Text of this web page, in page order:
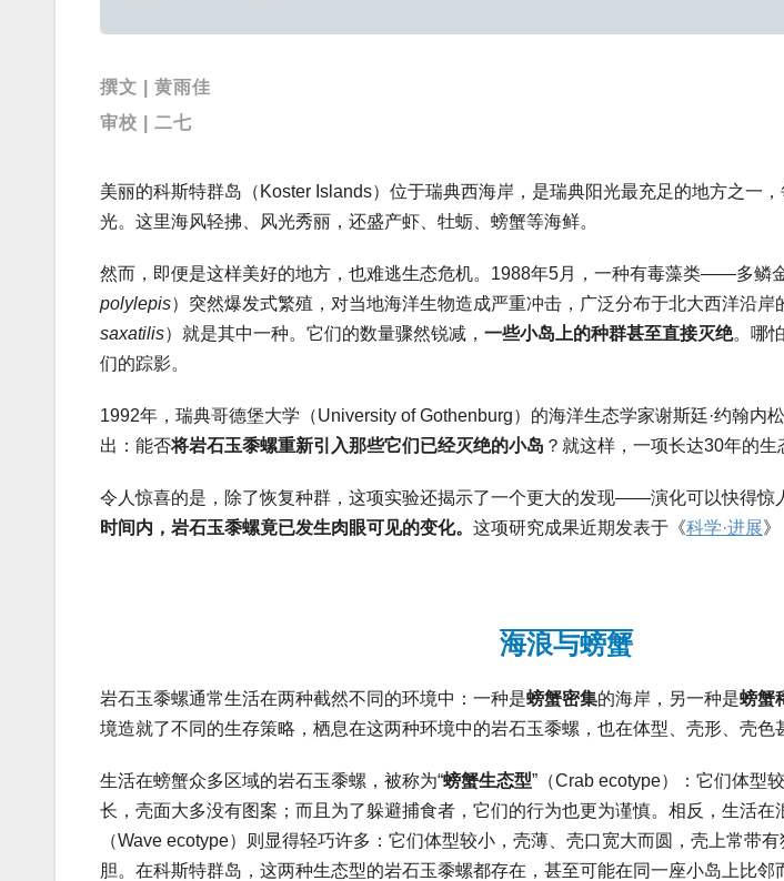
撰文 | 黄雨佳
审校 | 二七
美丽的科斯特群岛（Koster Islands）位于瑞典西海岸，是瑞典阳光最充足的地方之一
光。这里海风轻拂、风光秀丽，还盛产虾、牡蛎、螃蟹等海鲜。
然而，即便是这样美好的地方，也难逃生态危机。1988年5月，一种有毒藻类——多鳞
polylepis）突然爆发式繁殖，对当地海洋生物造成严重冲击，广泛分布于北大西洋沿岸
saxatilis）就是其中一种。它们的数量骤然锐减， 一些小岛上的种群甚至直接灭绝。哪
们的踪影。
1992年，瑞典哥德堡大学（University of Gothenburg）的海洋生态学家谢斯廷·约翰内
出：能否将岩石玉黍螺重新引入那些它们已经灭绝的小岛 ？就这样，一项长达30年的生
令人惊喜的是，除了恢复种群，这项实验还揭示了一个更大的发现——演化可以快得惊
时间内，岩石玉黍螺竟已发生肉眼可见的变化。 这项研究成果近期发表于《科学·进展》
海浪与螃蟹
岩石玉黍螺通常生活在两种截然不同的环境中：一种是螃蟹密集的海岸，另一种是螃蟹
境造就了不同的生存策略，栖息在这两种环境中的岩石玉黍螺，也在体型、壳形、壳色
生活在螃蟹众多区域的岩石玉黍螺，被称为“螃蟹生态型”（Crab ecotype）：它们体型
长，壳面大多没有图案；而且为了躲避捕食者，它们的行为也更为谨慎。相反，生活在
（Wave ecotype）则显得轻巧许多：它们体型较小，壳薄、壳口宽大而圆，壳上常带
胆。在科斯特群岛，这两种生态型的岩石玉黍螺都存在，甚至可能在同一座小岛上比邻